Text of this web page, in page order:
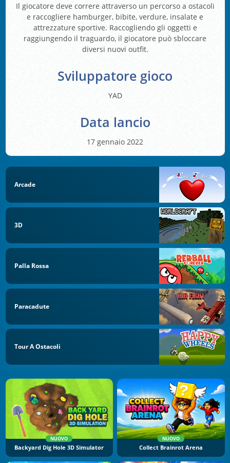
Il giocatore deve correre attraverso un percorso a ostacoli
e raccogliere hamburger, bibite, verdure, insalate e
attrezzature sportive. Raccogliendo gli oggetti e
raggiungendo il traguardo, il giocatore può sbloccare
diversi nuovi outfit.
Sviluppatore gioco
YAD
Data lancio
17 gennaio 2022
Arcade
3D
Palla Rossa
Paracadute
Tour A Ostacoli
NUOVO
Backyard Dig Hole 3D Simulator
NUOVO
Collect Brainrot Arena